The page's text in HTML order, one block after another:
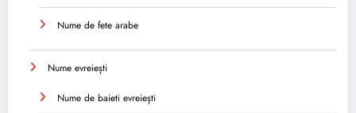
Nume de fete arabe
Nume evreiești
Nume de baieti evreiești